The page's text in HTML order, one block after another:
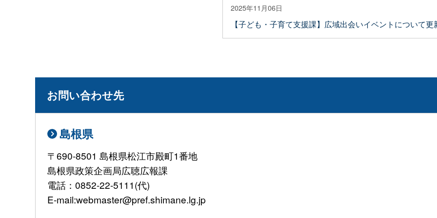
2025年11月06日
【子ども・子育て支援課】広域出会いイベントについて更
お問い合わせ先
島根県
〒690-8501 島根県松江市殿町1番地
島根県政策企画局広聴広報課
電話：0852-22-5111(代)
E-mail:webmaster@pref.shimane.lg.jp